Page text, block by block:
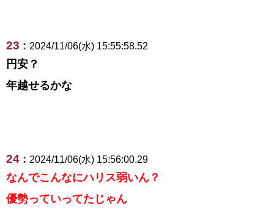
23 : 2024/11/06(水) 15:55:58.52
円安？
年越せるかな
24 : 2024/11/06(水) 15:56:00.29
なんでこんなにハリス弱いん？
優勢っていってたじゃん